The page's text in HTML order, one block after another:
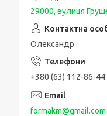
29000, вулиця
Олександр
+380 (63) 112-86-44
formakm@gmail.com